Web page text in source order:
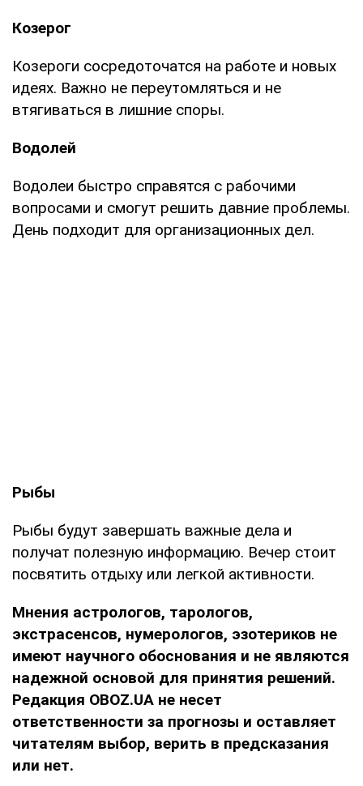
Козерог
Козероги сосредоточатся на работе и новых
идеях. Важно не переутомляться и не
втягиваться в лишние споры.
Водолей
Водолеи быстро справятся с рабочими
вопросами и смогут решить давние проблемы.
День подходит для организационных дел.
Рыбы
Рыбы будут завершать важные дела и
получат полезную информацию. Вечер стоит
посвятить отдыху или легкой активности.
Мнения астрологов, тарологов,
экстрасенсов, нумерологов, эзотериков не
имеют научного обоснования и не являются
надежной основой для принятия решений.
Редакция OBOZ.UA не несет
ответственности за прогнозы и оставляет
читателям выбор, верить в предсказания
или нет.